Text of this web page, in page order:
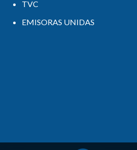
TVC
EMISORAS UNIDAS